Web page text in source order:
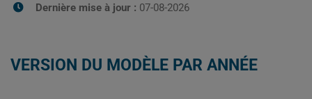
Dernière mise à jour : 07-08-2026
VERSION DU MODÈLE PAR ANNÉE